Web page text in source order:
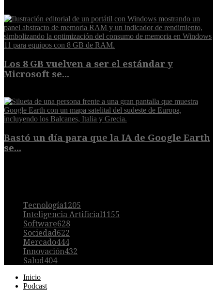
Los 8 GB vuelven a ser el estándar y
Microsoft se...
Bastó un día para que la IA de Google Earth
se...
Tecnología1205
Inteligencia Artificial1155
Software628
Sociedad622
Mercado444
Innovación432
Salud404
Inicio
Podcast